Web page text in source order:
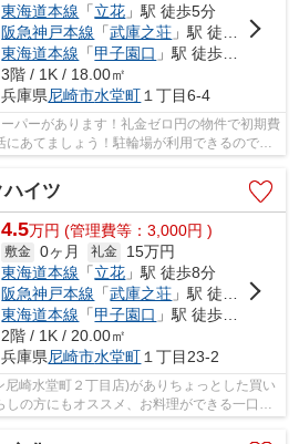
東海道本線 「立花 」駅 徒歩5分
阪急神戸本線 「武庫之荘 」駅 徒歩15分
東海道本線 「甲子園口 」駅 徒歩34分
3階 / 1K / 18.00㎡
兵庫県尼崎市水堂町 １丁目6-4
パーがあります！礼金ゼロ円の物件で初期費
あてましょう！駐輪場が利用できるので自
入れが簡単なフロー...
イツ
4.5万円 (管理費等：3,000円 )
敷金 0ヶ月 礼金
15万円
東海道本線 「立花 」駅 徒歩8分
阪急神戸本線 「武庫之荘 」駅 徒歩19分
東海道本線 「甲子園口 」駅 徒歩31分
2階 / 1K / 20.00㎡
兵庫県尼崎市水堂町１丁目23-2
尼崎水堂町２丁目店)がありちょっとした買い
しの方にもオススメ、お料理ができる一口コ